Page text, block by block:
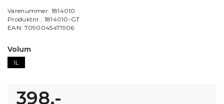
Varenummer: 1814010
Produktnr.: 1814010-GT
EAN: 7090045471906
Volum
1L
398,-